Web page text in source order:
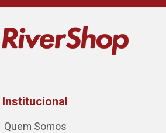
Institucional
Quem Somos